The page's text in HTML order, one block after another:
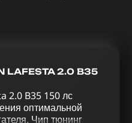
2.0 B35
2.0 B35 150 лс
оптимальной
Чип тюнинг